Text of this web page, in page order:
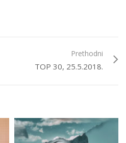
Prethodni
TOP 30, 25.5.2018.